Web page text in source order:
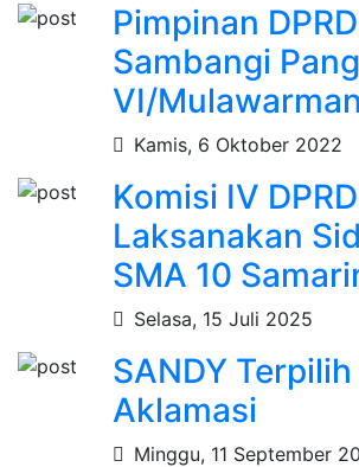
Pimpinan
Sambangi
VI/Mulawarman
Kamis, 6 Oktober 2022
Komisi IV
Laksanakan
SMA 10
Selasa, 15 Juli 2025
SANDY
Aklamasi
Minggu, 11 September